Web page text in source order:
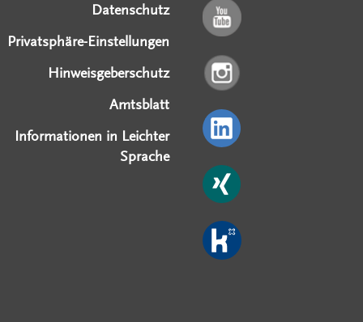
Datenschutz
Privatsphäre-Einstellungen
Hinweisgeberschutz
Amtsblatt
Informationen in Leichter
Sprache